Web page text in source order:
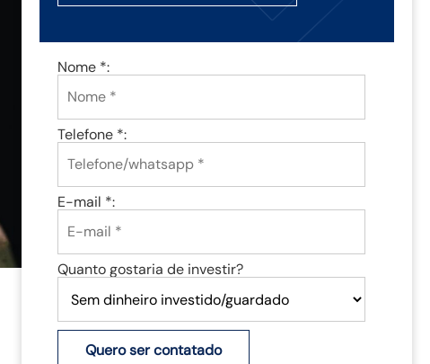
Nome *:
Telefone *:
E-mail *:
Quanto gostaria de investir?
Quero ser contatado